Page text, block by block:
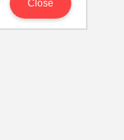
Close